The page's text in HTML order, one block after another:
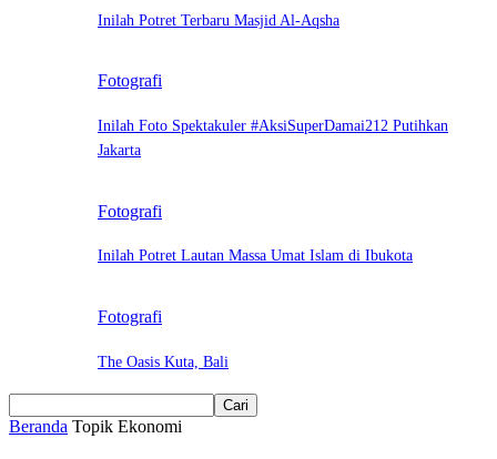
Inilah Potret Terbaru Masjid Al-Aqsha
Fotografi
Inilah Foto Spektakuler #AksiSuperDamai212 Putihkan
Jakarta
Fotografi
Inilah Potret Lautan Massa Umat Islam di Ibukota
Fotografi
The Oasis Kuta, Bali
Beranda Topik Ekonomi